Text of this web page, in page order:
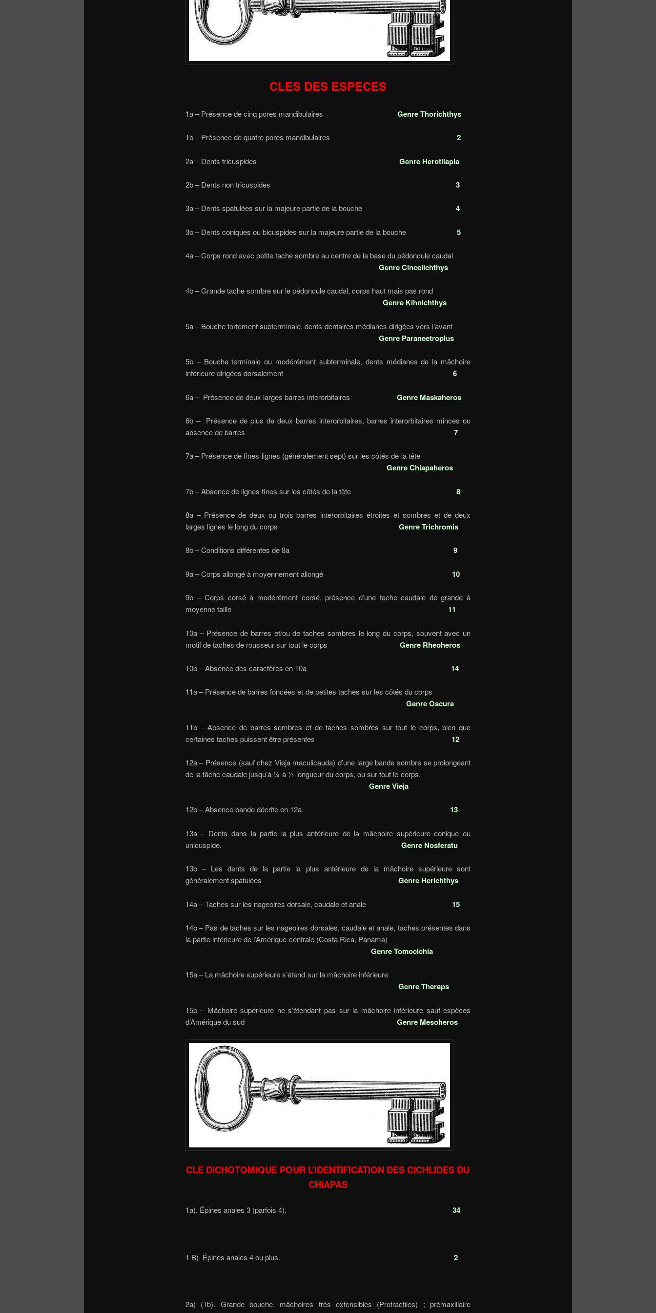
CLES DES ESPECES
1a – Présence de cinq pores mandibulaires Genre Thorichthys
1b – Présence de quatre pores mandibulaires 2
2a – Dents tricuspides Genre Herotilapia
2b – Dents non tricuspides 3
3a – Dents spatulées sur la majeure partie de la bouche 4
3b – Dents coniques ou bicuspides sur la majeure partie de la bouche 5
4a – Corps rond avec petite tache sombre au centre de la base du pédoncule caudal
GenreCincelichthys
4b – Grande tache sombre sur le pédoncule caudal, corps haut mais pas rond
GenreKihnichthys
5a – Bouche fortement subterminale, dents dentaires médianes dirigées vers l’avant
Genre Paraneetroplus
5b – Bouche terminale ou modérément subterminale, dents médianes de la mâchoire
inférieure dirigées dorsalement 6
6a – Présence de deux larges barres interorbitaires Genre Maskaheros
6b – Présence de plus de deux barres interorbitaires, barres interorbitaires minces ou
absence de barres
7
7a – Présence de fines lignes (généralement sept) sur les côtés de la tête
Genre Chiapaheros
7b – Absence de lignes fines sur les côtés de la tête 8
8a – Présence de deux ou trois barres interorbitaires étroites et sombres et de deux
larges lignes le long du corps
GenreTrichromis
8b – Conditions différentes de 8a 9
9a – Corps allongé à moyennement allongé 10
9b – Corps corsé à modérément corsé, présence d’une tache caudale de grande à
moyenne taille 11
10a – Présence de barres et/ou de taches sombres le long du corps, souvent avec un
motif de taches de rousseur sur tout le corps Genre Rheoheros
10b – Absence des caractères en 10a 14
11a – Présence de barres foncées et de petites taches sur les côtés du corps
Genre Oscura
11b – Absence de barres sombres et de taches sombres sur tout le corps, bien que
certaines taches puissent être présentes 12
12a – Présence (sauf chez Vieja maculicauda) d’une large bande sombre se prolongeant
de la tâche caudale jusqu’à ¼ à ½ longueur du corps, ou sur tout le corps.
Genre Vieja
12b – Absence bande décrite en 12a. 13
13a – Dents dans la partie la plus antérieure de la mâchoire supérieure conique ou
unicuspide. Genre Nosferatu
13b – Les dents de la partie la plus antérieure de la mâchoire supérieure sont
généralement spatulées Genre Herichthys
14a – Taches sur les nageoires dorsale, caudale et anale 15
14b – Pas de taches sur les nageoires dorsales, caudale et anale, taches présentes dans
la partie inférieure de l’Amérique centrale (Costa Rica, Panama)
Genre Tomocichla
15a – La mâchoire supérieure s’étend sur la mâchoire inférieure
Genre Theraps
15b – Mâchoire supérieure ne s’étendant pas sur la mâchoire inférieure sauf espèces
d’Amérique du sud Genre Mesoheros
CLE DICHOTOMIQUE POUR L’IDENTIFICATION DES CICHLIDES DU
CHIAPAS
1a). Épines anales 3 (parfois 4). 34
1 B). Épines anales 4 ou plus. 2
2a) (1b). Grande bouche, mâchoires très extensibles (Protractiles) ; prémaxillaire